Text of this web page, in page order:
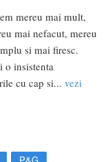
mereu mai mult,
mai nefacut, mereu
si mai firesc.
o insistenta
cu cap si... vezi